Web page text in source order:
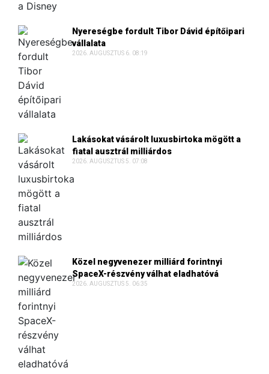
Nyereségbe fordult Tibor Dávid építőipari
vállalata
2026. AUGUSZTUS 6. 08:19
Lakásokat vásárolt luxusbirtoka mögött a
fiatal ausztrál milliárdos
2026. AUGUSZTUS 5. 07:08
Közel negyvenezer milliárd forintnyi
SpaceX-részvény válhat eladhatóvá
2026. AUGUSZTUS 5. 06:35